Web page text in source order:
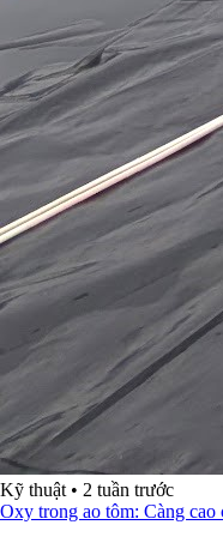
Kỹ thuật • 2 tuần trước
Oxy trong ao tôm: Càng cao